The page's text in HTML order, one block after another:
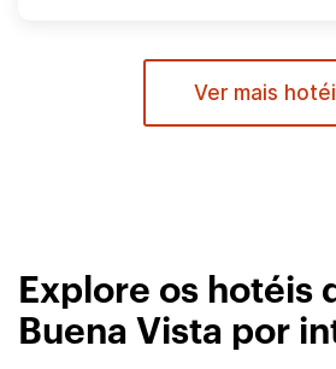
Ver mais
Explore os hotéis
Buena Vista por